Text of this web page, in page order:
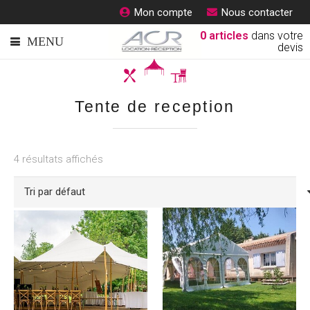
Mon compte Nous contacter
0articles dans votre
devis
Tente de reception
4 résultats affichés